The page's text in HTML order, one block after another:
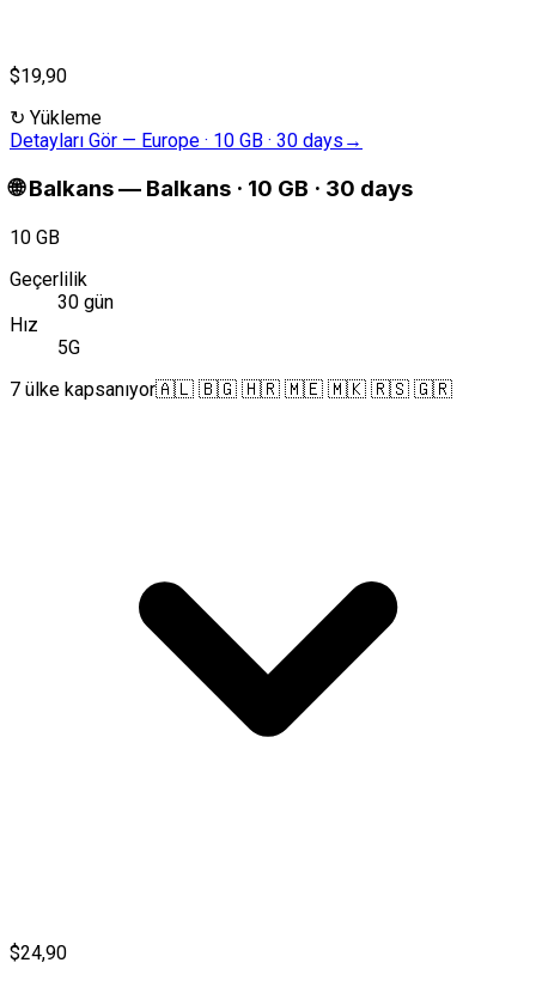
$19,90
↻ Yükleme
Detayları Gör — Europe · 10 GB · 30 days →
🌐 Balkans— Balkans · 10 GB · 30 days
10 GB
Geçerlilik
30 gün
Hız
5G
7 ülke kapsanıyor🇦🇱 🇧🇬 🇭🇷 🇲🇪 🇲🇰 🇷🇸 🇬🇷
$24,90